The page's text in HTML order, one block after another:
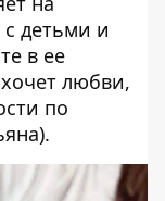
детьми и
в ее
любви,
по